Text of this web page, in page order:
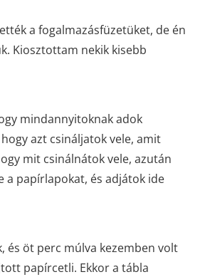
a fogalmazásfüzetüket, de én
Kiosztottam nekik kisebb
mindannyitoknak adok
azt csináljatok vele, amit
mit csinálnátok vele, azután
a papírlapokat, és adjátok ide
és öt perc múlva kezemben volt
papírcetli. Ekkor a tábla